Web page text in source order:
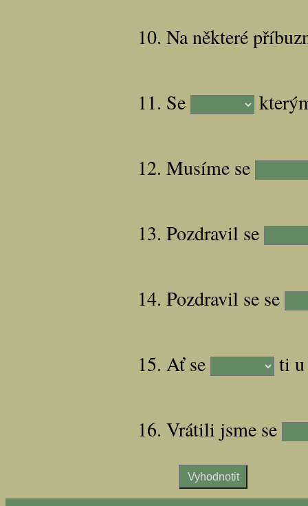
10. Na některé
11. Se
12. Musíme se
13. Pozdravil se
14. Pozdravil se se
15. Ať se ti u
16. Vrátili jsme se